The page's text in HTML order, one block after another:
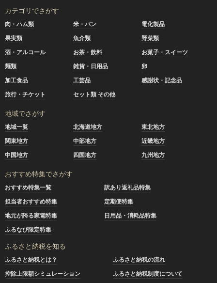
カテゴリでさがす
肉・ハム類 米・パン
電化製品
果実類
魚介類
野菜類
酒・アルコール
お茶・飲料
お菓子・スイーツ
麺類
雑貨・日用品
卵
加工食品
工芸品
感謝状・記念品
旅行・チケット
セット類 その他
地域でさがす
地域一覧 北海道地方
東北地方
関東地方
中部地方
近畿地方
中国地方
四国地方 九州地方
おすすめ特集でさがす
おすすめ特集一覧
訳あり返礼品特集
担当者おすすめ特集
定期便特集
地元が誇る家電特集
日用品・消耗品特集
ふるなび限定特集
ふるさと納税を知る
ふるさと納税とは？
ふるさと納税の流れ
控除上限額シミュレーション
ふるさと納税制度について